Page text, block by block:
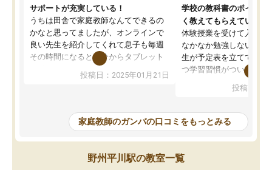
サポートが充実している！
うちは田舎で家庭教師なんてできるの
かなと思ってましたが、オンラインで
良い先生を紹介してくれて息子も毎週
その時間になると自分からタブレット
を開いてzoomを繋げるようになりまし
た！5科目なんでもOKなのもとても気
めて1年ほどだった今では平均点以上の
科目が増えてきました！あと1年受験ま
であるので無料の週末教室を使用しな
がら頑張って欲しいと思います！
投稿日：2025年01月21日
学校の教科書のポイント
く教えてもらえている
体験授業を受けて入塾し
なかなか勉強しない息子
生が予定表を立ててくれ
つ学習習慣がついてきま
指導が無い日も予定表
問できるのでとても助か
投稿日：
家庭教師のガンバの口コミをもっとみる
野州平川駅の教室一覧